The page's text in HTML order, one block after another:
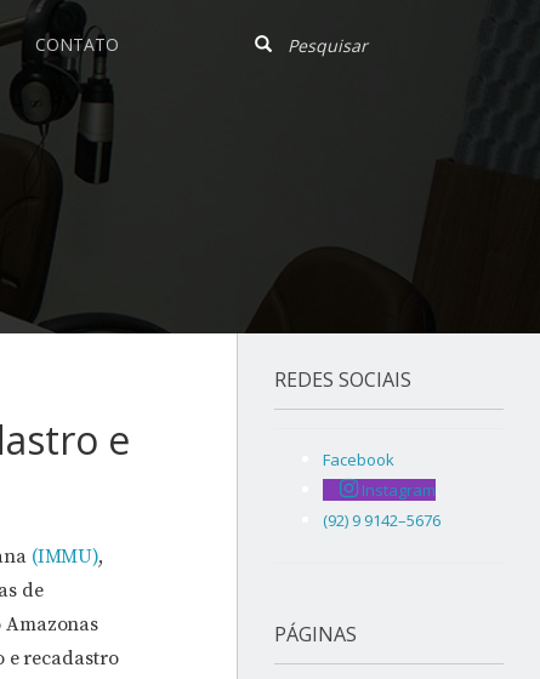
CONTATO
e
(IMMU),
de
Amazonas
e recadastro
REDES SOCIAIS
Facebook
Instagram
(92) 9 9142–5676
PÁGINAS